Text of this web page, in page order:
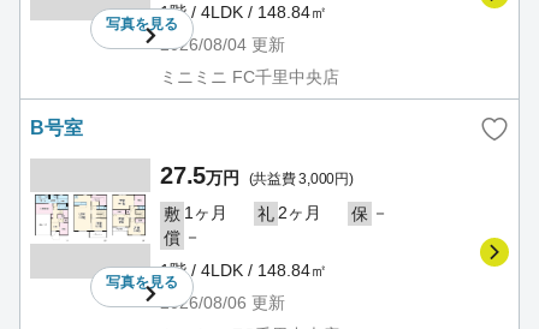
写真を見る
1階 / 4LDK / 148.84㎡
2026/08/04 更新
ミニミニ FC千里中央店
B号室
写真を見る
27.5万円 (共益費 3,000円)
敷 1ヶ月 礼 2ヶ月 保 －
償 －
1階 / 4LDK / 148.84㎡
2026/08/06 更新